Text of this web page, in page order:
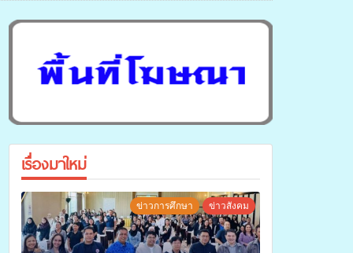
เรื่องมาใหม่
ข่าวการศึกษา ข่าวสังคม